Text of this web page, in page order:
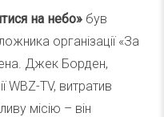
на небо» був
організації «За
Джек Борден,
WBZ-TV, витратив
місію – він